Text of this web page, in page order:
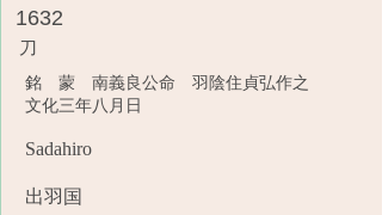
1632
刀
銘 蒙 南義良公命 羽陰住貞弘作之
文化三年八月日
Sadahiro
出羽国